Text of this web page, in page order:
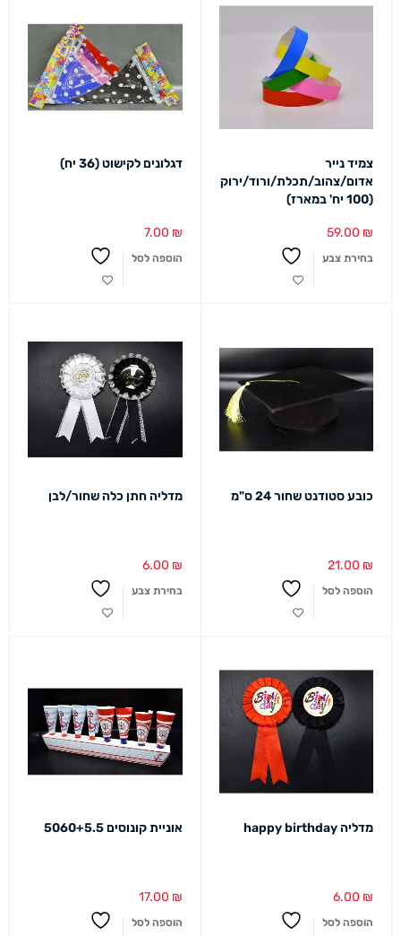
צמיד נייר
אדום/צהוב/תכלת/ורוד/ירוק
(100 יח' במארז)
59.00 ₪
בחירת צבע
דגלונים לקישוט (36 יח)
7.00 ₪
הוספה לסל
כובע סטודנט שחור 24 ס"מ
21.00 ₪
הוספה לסל
מדליה חתן כלה שחור/לבן
6.00 ₪
בחירת צבע
מדליה happy birthday
6.00 ₪
הוספה לסל
אוניית קונוסים 5060+5.5
17.00 ₪
הוספה לסל